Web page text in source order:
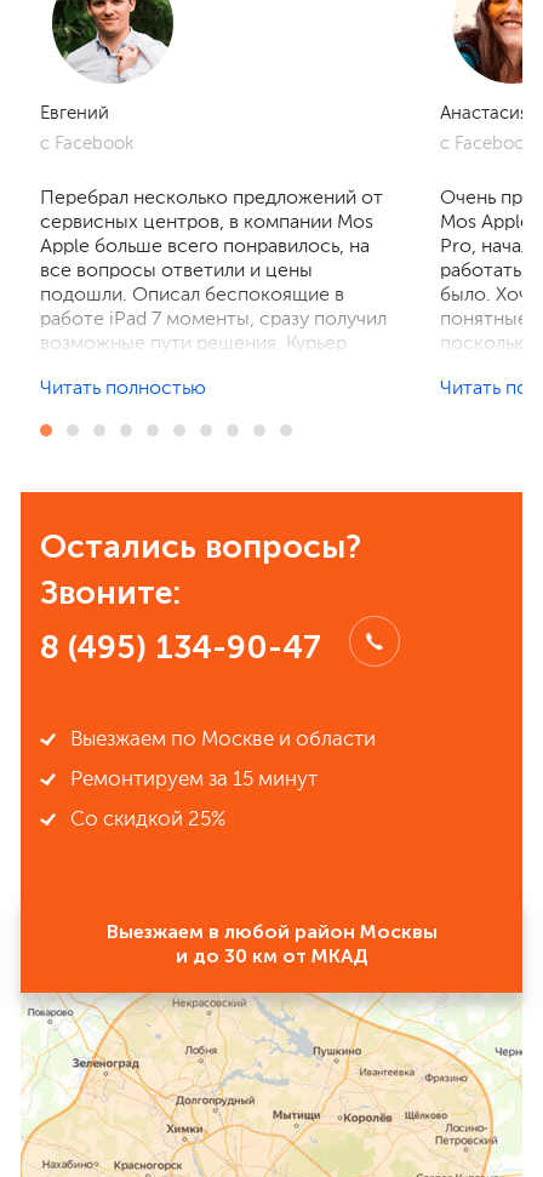
Евгений
с Facebook
Перебрал несколько предложений от
сервисных центров, в компании Mos
Apple больше всего понравилось, на
все вопросы ответили и цены
подошли. Описал беспокоящие в
работе iPad 7 моменты, сразу получил
возможные пути решения. Курьер
отзвонились по итогам осмотра,
порадовал, без лишнего ожидания и
рекомендовать всем знакомым.
Читать полностью
Анастасия
с Facebook
Очень
Mos
Pro, начал
работать,
было. Хочу
понятные
поскольку
Читать
Остались вопросы?
Звоните:
8 (495) 134-90-47
Выезжаем по Москве и области
Ремонтируем за 15 минут
Со скидкой 25%
Выезжаем в любой район Москвы
и до 30 км от МКАД